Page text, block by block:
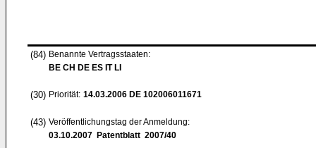
(84) Benannte Vertragsstaaten:
BE CH DE ES IT LI
(30) Priorität: 14.03.2006 DE 102006011671
(43) Veröffentlichungstag der Anmeldung:
03.10.2007 Patentblatt 2007/40